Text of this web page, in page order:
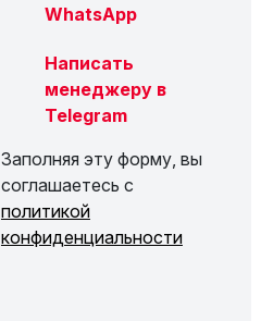
WhatsApp
Написать
менеджеру в
Telegram
Заполняя эту форму, вы
соглашаетесь с
политикой
конфиденциальности